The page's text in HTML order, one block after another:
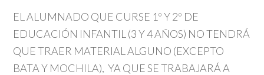
EL ALUMNADO QUE CURSE 1º Y 2º DE
EDUCACIÓN INFANTIL (3 Y 4 AÑOS) NO TENDRÁ
QUE TRAER MATERIAL ALGUNO (EXCEPTO
BATA Y MOCHILA), YA QUE SE TRABAJARÁ A